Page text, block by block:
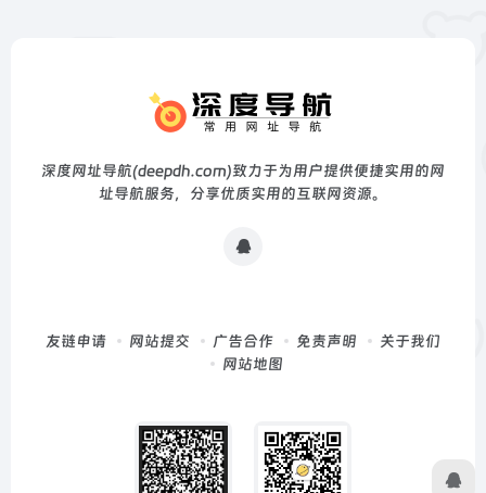
深度网址导航(deepdh.com)致力于为用户提供便捷实用的网
址导航服务，分享优质实用的互联网资源。
友链申请 网站提交 广告合作 免责声明
关于我们
网站地图